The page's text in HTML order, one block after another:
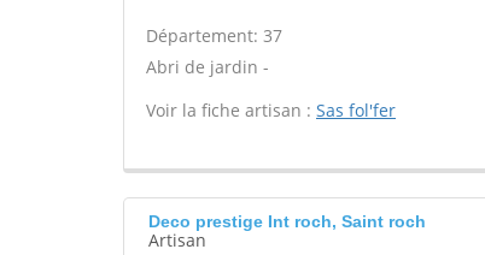
Département: 37
Abri de jardin -
Voir la fiche artisan : Sas fol'fer
Deco prestige Int roch, Saint roch
Artisan